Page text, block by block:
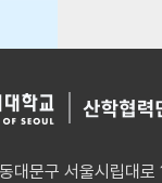
대문구 서울시립대로